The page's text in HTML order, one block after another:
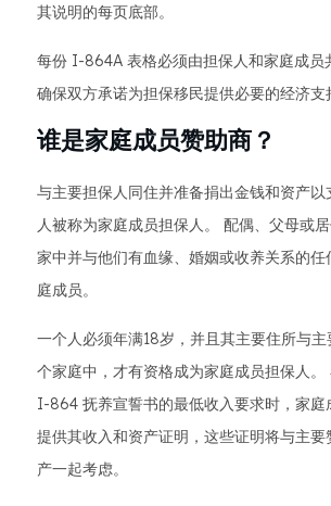
其说明的每页底部。
每份 I-864A 表格必须由担保人和家庭成员
确保双方承诺为担保移民提供必要的经济支
谁是家庭成员赞助商？
与主要担保人同住并准备捐出金钱和资产以
人被称为家庭成员担保人。 配偶、父母或
家中并与他们有血缘、婚姻或收养关系的任
庭成员。
一个人必须年满18岁，并且其主要住所与
个家庭中，才有资格成为家庭成员担保人。
I-864 抚养宣誓书的最低收入要求时，家庭
提供其收入和资产证明，这些证明将与主要
产一起考虑。